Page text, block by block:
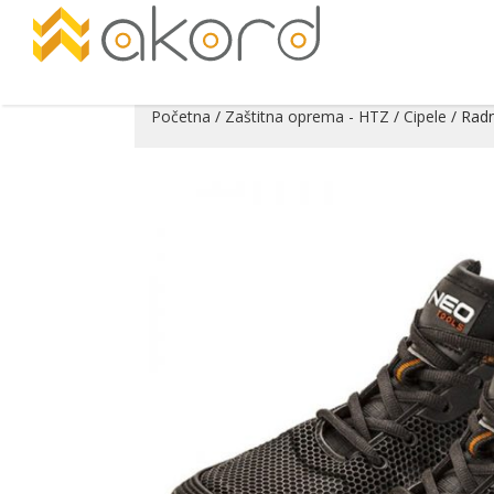
Početna / Zaštitna oprema - HTZ / Cipele /